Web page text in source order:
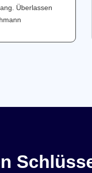
Überlassen